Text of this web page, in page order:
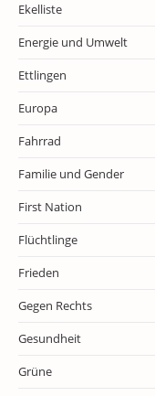
Ekelliste
Energie und Umwelt
Ettlingen
Europa
Fahrrad
Familie und Gender
First Nation
Flüchtlinge
Frieden
Gegen Rechts
Gesundheit
Grüne